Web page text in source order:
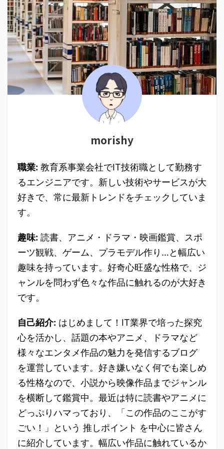
morishy
職業: 教育系事業会社でIT技術職として勤務す
るエンジニアです。新しい技術やサービスが大
好きで、常に最新トレンドをチェックしていま
す。
趣味: 読書、アニメ・ドラマ・映画鑑賞、スポ
ーツ観戦、ゲーム、プラモデル作り…と幅広い
趣味を持っています。好奇心旺盛な性格で、ジ
ャンルを問わず色々な作品に触れるのが大好き
です。
自己紹介: はじめまして！IT業界で培った探究
心を活かし、話題の本やアニメ、ドラマなど
様々なエンタメ作品の魅力を発信するブログ
を運営しています。好き嫌いなく何でも楽しめ
る性格なので、小説から映像作品までジャンル
を横断して鑑賞中。最近は特に読書やアニメに
どっぷりハマっており、「この作品のここがす
ごい！」という 推しポイント を中心に皆さん
に紹介しています。幅広い作品に触れているか